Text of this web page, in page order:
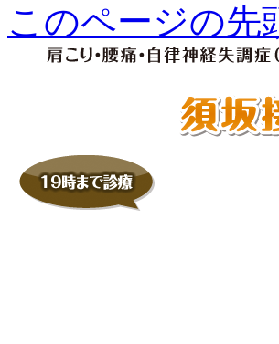
このページの先